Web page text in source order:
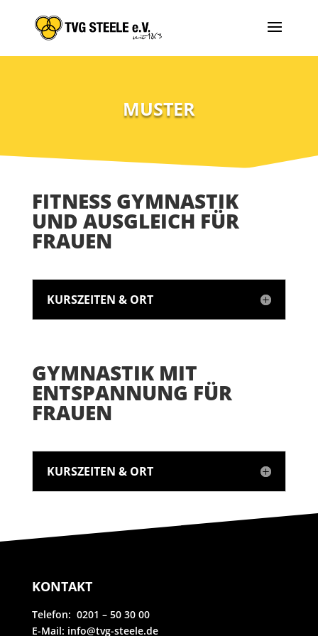
MUSTER
FITNESS GYMNASTIK
UND AUSGLEICH FÜR
FRAUEN
KURSZEITEN & ORT
GYMNASTIK MIT
ENTSPANNUNG FÜR
FRAUEN
KURSZEITEN & ORT
KONTAKT
Telefon: 0201 – 50 30 00
E-Mail: info@tvg-steele.de